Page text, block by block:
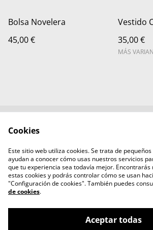
Bolsa Novelera
45,00 €
Vestido
35,00 €
MÁS
Política de Privacidad
Política
Aviso legal
Cookies
Este sitio web utiliza cookies. Se trata de
ayudan a conocer cómo usas nuestros servicios
que tu experiencia sea todavía mejor.
estas cookies y podrás controlar cómo se usan
"Configuración de cookies". También puedes
de cookies.
Aceptar todas